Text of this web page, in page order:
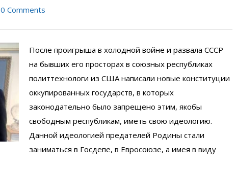
0 Comments
После проигрыша в холодной войне и развала СССР
на бывших его просторах в союзных республиках
политтехнологи из США написали новые конституции
оккупированных государств, в которых
законодательно было запрещено этим, якобы
свободным республикам, иметь свою идеологию.
Данной идеологией предателей Родины стали
заниматься в Госдепе, в Евросоюзе, а имея в виду